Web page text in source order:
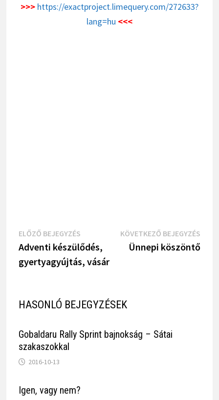
>>> https://exactproject.limequery.com/272633?
lang=hu <<<
Bejegyzés
navigáció
ELŐZŐ BEJEGYZÉSPrevious
Post
Adventi készülődés,
gyertyagyújtás, vásár
KÖVETKEZŐ BEJEGYZÉS
Post
Ünnepi köszöntő
HASONLÓ BEJEGYZÉSEK
Gobaldaru Rally Sprint bajnokság – Sátai
szakaszokkal
2016-10-13
Igen, vagy nem?